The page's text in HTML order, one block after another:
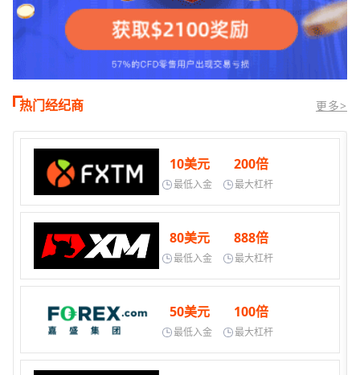
热门经纪商 更多>
10美元
最低入金
200倍
最大杠杆
80美元
最低入金
888倍
最大杠杆
50美元
最低入金
100倍
最大杠杆